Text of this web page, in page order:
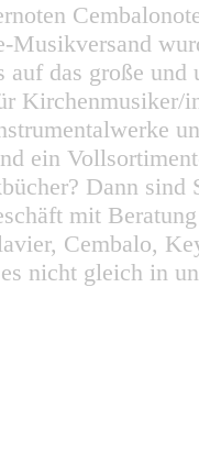
Musikversand
auf das große
ein
Dann
mit
Cembalo,
nicht gleich in